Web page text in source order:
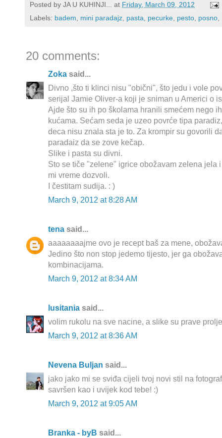
Posted by JA U KUHINJI... at Friday, March 09, 2012
Labels: badem, mini paradajz, pasta, pecurke, pesto, posno,
20 comments:
Zoka said...
Divno ,što ti klinci nisu "obični", što jedu i vole
serijal Jamie Oliver-a koji je sniman u Americi o
Ajde što su ih po školama hranili smećem nego
kućama. Sećam seda je uzeo povrće tipa
deca nisu znala sta je to. Za krompir su govorili
paradaiz da se zove kečap.
Slike i pasta su divni.
Sto se tiče "zelene" igrice obožavam zelena jela
mi vreme dozvoli.
I čestitam sudija. : )
March 9, 2012 at 8:28 AM
tena said...
aaaaaaaajme ovo je recept baš za mene,
Jedino što non stop jedemo tijesto, jer ga
kombinacijama.
March 9, 2012 at 8:34 AM
lusitania said...
volim rukolu na sve nacine, a slike su prave
March 9, 2012 at 8:36 AM
Nevena Buljan said...
jako jako mi se sviđa cijeli tvoj novi stil na
savršen kao i uvijek kod tebe! :)
March 9, 2012 at 9:05 AM
Branka - byB said...